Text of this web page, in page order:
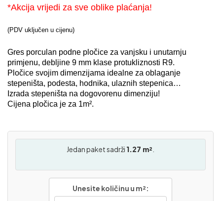
*Akcija vrijedi za sve oblike plaćanja!
(PDV uključen u cijenu)
Gres porculan podne pločice za vanjsku i unutarnju
primjenu, debljine 9 mm klase protukliznosti R9.
Pločice svojim dimenzijama idealne za oblaganje
stepeništa, podesta, hodnika, ulaznih stepenica…
Izrada stepeništa na dogovorenu dimenziju!
Cijena pločica je za 1m².
Jedan paket sadrži 1.27 m²
Unesite količinu u m²: